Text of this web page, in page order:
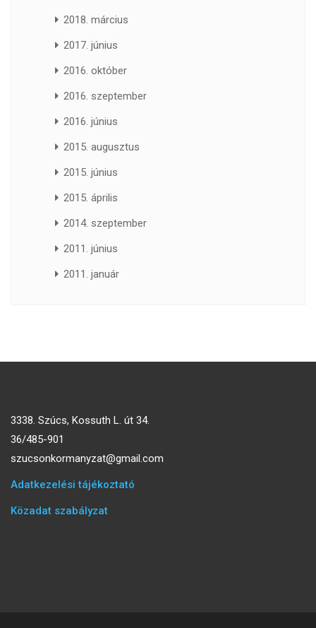
2018. március
2017. június
2016. október
2016. szeptember
2016. június
2015. augusztus
2015. június
2015. április
2014. szeptember
2011. június
2011. január
3338. Szúcs, Kossuth L. út 34.
36/485-901
szucsonkormanyzat@gmail.com
Adatkezelési tájékoztató
Közadat szabályzat